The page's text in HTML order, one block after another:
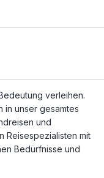
verleihen.
in unser gesamtes
und
Reisespezialisten mit
Bedürfnisse und